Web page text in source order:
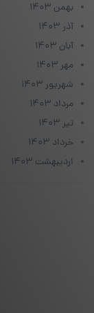
بهمن ۱۴۰۳
آذر ۱۴۰۳
آبان ۱۴۰۳
مهر ۱۴۰۳
شهریور ۱۴۰۳
مرداد ۱۴۰۳
تیر ۱۴۰۳
خرداد ۱۴۰۳
اردیبهشت ۱۴۰۳